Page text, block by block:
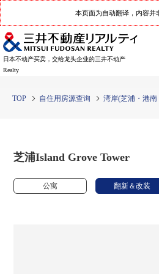
本页面为自动翻译，内容并
日本不动产买卖，交给龙头企业的三井不动产
Realty
TOP 自住用房源查询 湾岸(芝浦・港南
芝浦Island Grove Tower
公寓 翻新＆改装